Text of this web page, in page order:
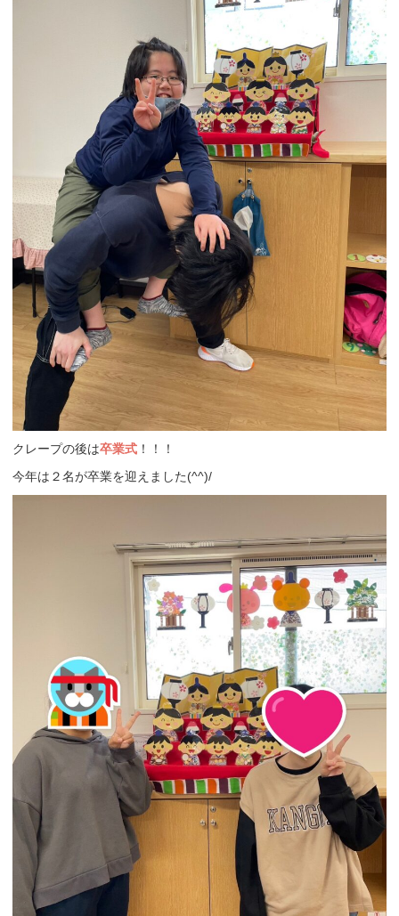
クレープの後は卒業式 ！！！
今年は２名が卒業を迎えました(^^)/